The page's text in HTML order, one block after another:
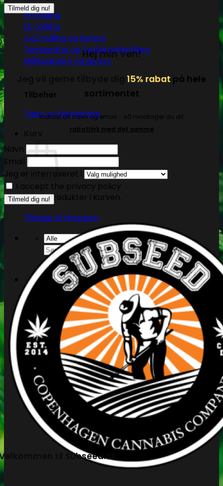
PH måling
EC måling
Co2 måling og kontrol
Temperatur og fugtighedsmålere
Målebægere og sprays
Tilbehør
Tape og fastgørelse
Ingen produkter i kurven.
Tilbage til shoppen
Søg
efter:
Kasse
Hej min ven!
15% rabat på hele
sortimentet
Indtast dit navn og email - så modtager du dit
rabatlink med det samme
Navn
Email
Jeg er interreseret i
I accept the privacy policy
til Subseed.dk